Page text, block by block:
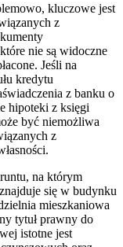
kluczowe jest
z
nie są widoczne
Jeśli na
kredytu
z banku o
hipoteki z księgi
być niemożliwa
z
na którym
się w budynku
mieszkaniowa
tytuł prawny do
istotne jest